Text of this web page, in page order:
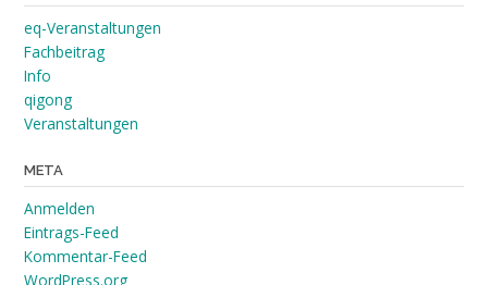
eq-Veranstaltungen
Fachbeitrag
Info
qigong
Veranstaltungen
META
Anmelden
Eintrags-Feed
Kommentar-Feed
WordPress.org